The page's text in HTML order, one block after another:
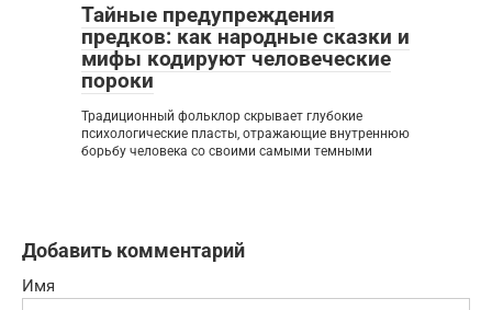
Тайные предупреждения
предков: как народные сказки и
мифы кодируют человеческие
пороки
Традиционный фольклор скрывает глубокие
психологические пласты, отражающие внутреннюю
борьбу человека со своими самыми темными
Добавить комментарий
Имя